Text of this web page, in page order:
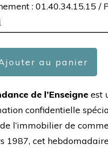
: 01.40.34.15.15 /
au panier
de l’Enseigne est
confidentielle
l’immobilier de
1987, cet